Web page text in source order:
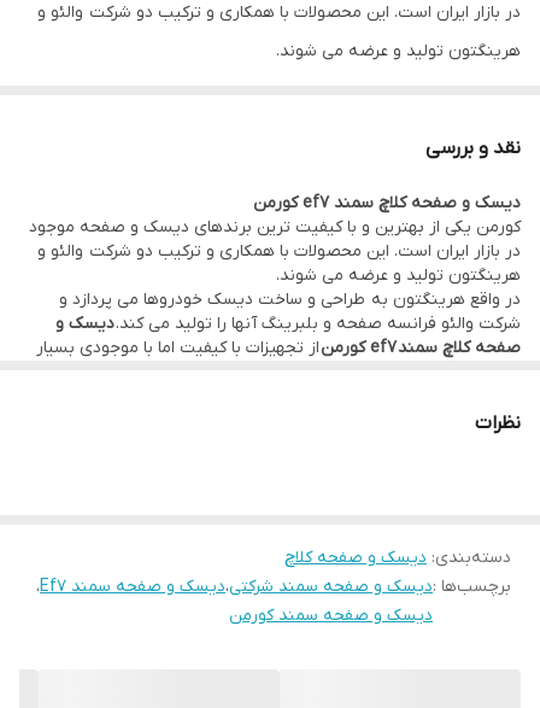
در بازار ایران است. این محصولات با همکاری و ترکیب دو شرکت والئو و
هرینگتون تولید و عرضه می شوند.
محدود در بازار است. شما می توانید بهترین دیسک و صفحه
را از ما خریداری کنید.
نقد و بررسی
دیسک و صفحه کلاچ سمند ef7 کورمن
کورمن یکی از بهترین و با کیفیت ترین برندهای دیسک و صفحه موجود
در بازار ایران است. این محصولات با همکاری و ترکیب دو شرکت والئو و
هرینگتون تولید و عرضه می شوند.
در واقع هرینگتون به طراحی و ساخت دیسک خودروها می پردازد و
شرکت والئو فرانسه صفحه و بلبرینگ آنها را تولید می کند.دیسک و
صفحه کلاچ سمند ef7 کورمن
از تجهیزات با کیفیت اما با موجودی بسیار
نظرات
دسته‌بندی: دیسک و صفحه کلاچ
برچسب‌ها :دیسک و صفحه سمند شرکتی،دیسک و صفحه سمند Ef7
،
دیسک و صفحه سمند کورمن